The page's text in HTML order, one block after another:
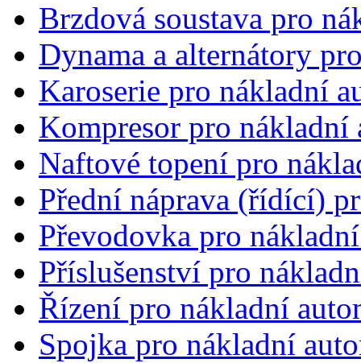
Brzdová soustava pro
Dynama a alternátory
Karoserie pro nákladní
Kompresor pro nákladní
Naftové topení pro
Přední náprava (řídící)
Převodovka pro
Příslušenství pro
Řízení pro nákladní
Spojka pro nákladní